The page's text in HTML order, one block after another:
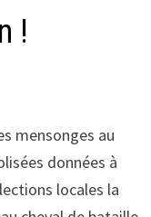
!
mensonges au
données à
locales la